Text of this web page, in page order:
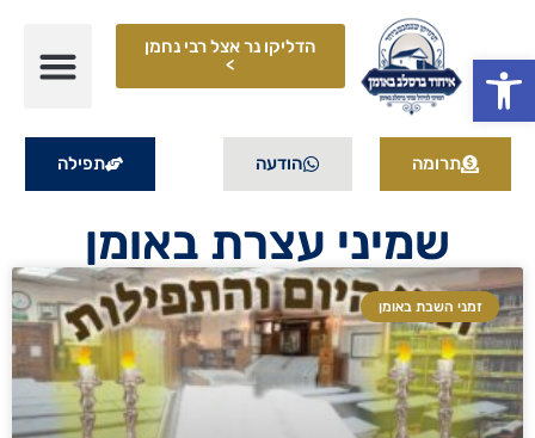
פתח סרגל נגישות
הדליקו נר אצל רבי נחמן
>
תרומה הודעה תפילה
שמיני עצרת באומן
זמני השבת באומן